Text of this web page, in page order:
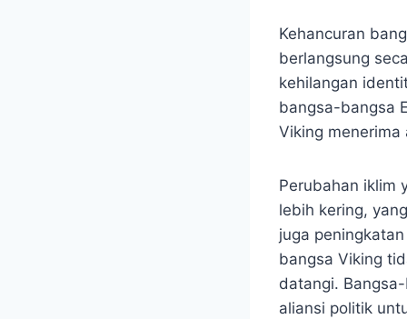
Kehancuran
berlangsung
kehilangan
bangsa-bangsa
Viking menerima
Perubahan iklim
lebih kering,
juga
bangsa Viking
datangi.
aliansi politik